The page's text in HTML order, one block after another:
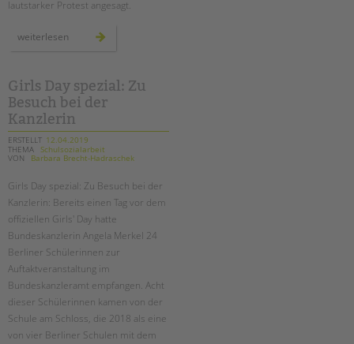
lautstarker Protest angesagt.
weiterlesen europäischer
protesttag:
die
zukunft
beginnt
mit
dir"
Girls Day spezial: Zu
Besuch bei der
Kanzlerin
ERSTELLT 12.04.2019
THEMA Schulsozialarbeit
VON
Barbara Brecht-Hadraschek
Girls Day spezial: Zu Besuch bei der
Kanzlerin: Bereits einen Tag vor dem
offiziellen Girls' Day hatte
Bundeskanzlerin Angela Merkel 24
Berliner Schülerinnen zur
Auftaktveranstaltung im
Bundeskanzleramt empfangen. Acht
dieser Schülerinnen kamen von der
Schule am Schloss, die 2018 als eine
von vier Berliner Schulen mit dem